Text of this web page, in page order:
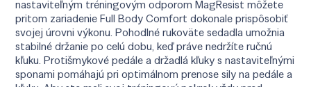
nastaviteľným tréningovým odporom MagResist môžete
pritom zariadenie Full Body Comfort dokonale prispôsobiť
svojej úrovni výkonu. Pohodlné rukoväte sedadla umožnia
stabilné držanie po celú dobu, keď práve nedržíte ručnú
kľuku. Protišmykové pedále a držadlá kľuky s nastaviteľnými
sponami pomáhajú pri optimálnom prenose sily na pedále a